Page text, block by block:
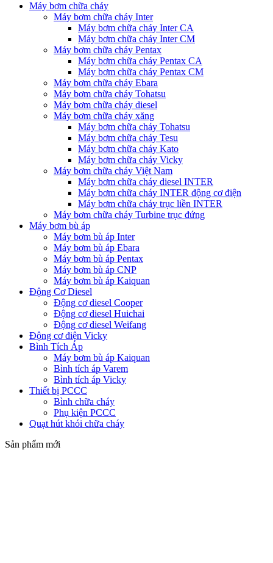
Máy bơm chữa cháy
Máy bơm chữa cháy Inter
Máy bơm chữa cháy Inter CA
Máy bơm chữa cháy Inter CM
Máy bơm chữa cháy Pentax
Máy bơm chữa cháy Pentax CA
Máy bơm chữa cháy Pentax CM
Máy bơm chữa cháy Ebara
Máy bơm chữa cháy Tohatsu
Máy bơm chữa cháy diesel
Máy bơm chữa cháy xăng
Máy bơm chữa cháy Tohatsu
Máy bơm chữa cháy Tesu
Máy bơm chữa cháy Kato
Máy bơm chữa cháy Vicky
Máy bơm chữa cháy Việt Nam
Máy bơm chữa cháy diesel INTER
Máy bơm chữa cháy INTER động cơ điện
Máy bơm chữa cháy trục liền INTER
Máy bơm chữa cháy Turbine trục đứng
Máy bơm bù áp
Máy bơm bù áp Inter
Máy bơm bù áp Ebara
Máy bơm bù áp Pentax
Máy bơm bù áp CNP
Máy bơm bù áp Kaiquan
Động Cơ Diesel
Động cơ diesel Cooper
Động cơ diesel Huichai
Động cơ diesel Weifang
Động cơ điện Vicky
Bình Tích Áp
Máy bơm bù áp Kaiquan
Bình tích áp Varem
Bình tích áp Vicky
Thiết bị PCCC
Bình chữa cháy
Phụ kiện PCCC
Quạt hút khói chữa cháy
Sản phẩm mới